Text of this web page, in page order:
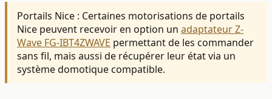
Portails Nice : Certaines motorisations de portails
Nice peuvent recevoir en option un adaptateur Z-
Wave FG-IBT4ZWAVE permettant de les commander
sans fil, mais aussi de récupérer leur état via un
système domotique compatible.